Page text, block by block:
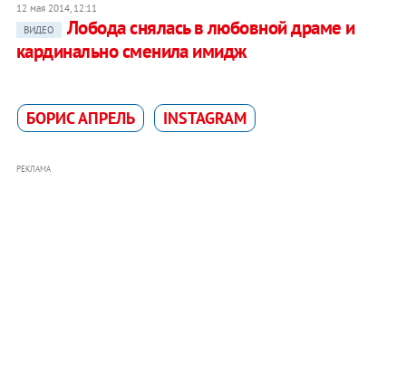
12 мая 2014, 12:11
ВИДЕО
Лобода снялась в любовной драме и
кардинально сменила имидж
БОРИС АПРЕЛЬ INSTAGRAM
РЕКЛАМА